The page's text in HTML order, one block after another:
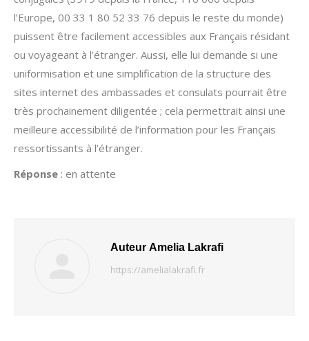
l’Europe, 00 33 1 80 52 33 76 depuis le reste du monde)
puissent être facilement accessibles aux Français résidant
ou voyageant à l’étranger. Aussi, elle lui demande si une
uniformisation et une simplification de la structure des
sites internet des ambassades et consulats pourrait être
très prochainement diligentée ; cela permettrait ainsi une
meilleure accessibilité de l’information pour les Français
ressortissants à l’étranger.
Réponse : en attente
Auteur Amelia Lakrafi
https://amelialakrafi.fr